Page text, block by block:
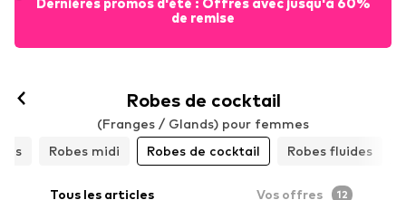
de remise
Robes de cocktail
(Franges / Glands) pour femmes
Robes midi Robes de cocktail Robes fluides
Tous les articles Vos offres 12